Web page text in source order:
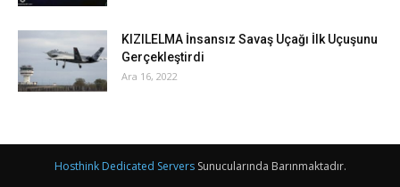
KIZILELMA İnsansız Savaş Uçağı İlk Uçuşunu
Gerçekleştirdi
Ara 16, 2022
Hosthink Dedicated ServersSunucularında Barınmaktadır.